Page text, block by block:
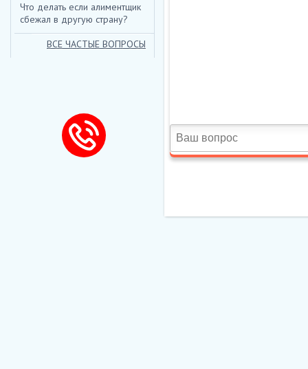
Что делать если алиментщик
сбежал в другую страну?
ВСЕ ЧАСТЫЕ ВОПРОСЫ